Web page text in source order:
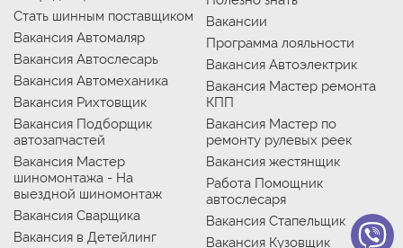
Стать шинным поставщиком
Вакансия Автомаляр
Вакансия Автослесарь
Вакансия Автомеханика
Вакансия Рихтовщик
Вакансия Подборщик
автозапчастей
Вакансия Мастер
шиномонтажа - На
выездной шиномонтаж
Вакансия Сварщика
Вакансия в Детейлинг
Вакансии
Программа лояльности
Вакансия Автоэлектрик
Вакансия Мастер ремонта
КПП
Вакансия Мастер по
ремонту рулевых реек
Вакансия жестянщик
Работа Помощник
автослесаря
Вакансия Стапельщик
Вакансия Кузовщик